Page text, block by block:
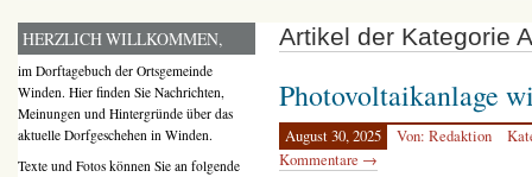
Artikel der Kategorie
Photovoltaikanlage
August 30, 2025 Von: Redaktion
Kommentare →
HERZLICH WILLKOMMEN,
im Dorftagebuch der Ortsgemeinde
Winden. Hier finden Sie Nachrichten,
Meinungen und Hintergründe über das
aktuelle Dorfgeschehen in Winden.
Texte und Fotos können Sie an folgende